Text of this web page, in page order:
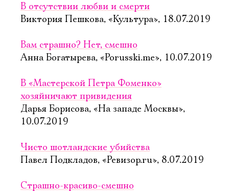
В отсутствии любви и смерти
Виктория Пешкова, «Культура», 18.07.2019
Вам страшно? Нет, смешно
Анна Богатырева, «Porusski.me», 10.07.2019
В «Мастерской Петра Фоменко»
хозяйничают привидения
Дарья Борисова, «На западе Москвы»,
10.07.2019
Чисто шотландские убийства
Павел Подкладов, «Ревизор.ru», 8.07.2019
Страшно-красиво-смешно